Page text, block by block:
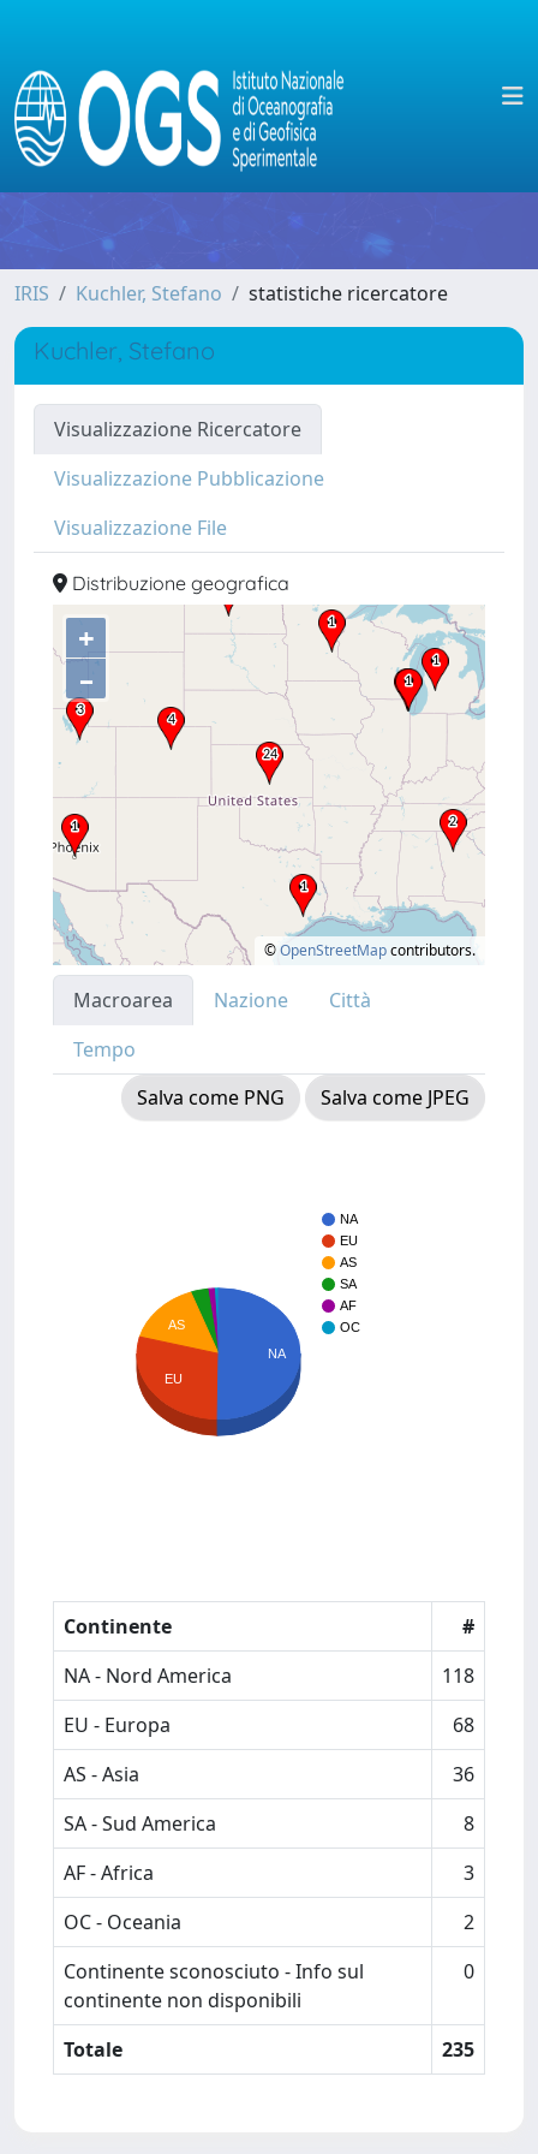
IRIS Kuchler, Stefano statistiche ricercatore
Kuchler, Stefano
Visualizzazione Ricercatore
Visualizzazione Pubblicazione
Visualizzazione File
Distribuzione geografica
+
–
©OpenStreetMapcontributors.
Macroarea Nazione
Città
Tempo
Salva come PNG
Salva come JPEG
NA
EU
AS
SA
AF
OC
AS
EU
NA
Continente
#
NA - Nord America
118
EU - Europa
68
AS - Asia
36
SA - Sud America
8
AF - Africa
3
OC - Oceania
2
Continente sconosciuto - Info sul
continente non disponibili
0
Totale 235